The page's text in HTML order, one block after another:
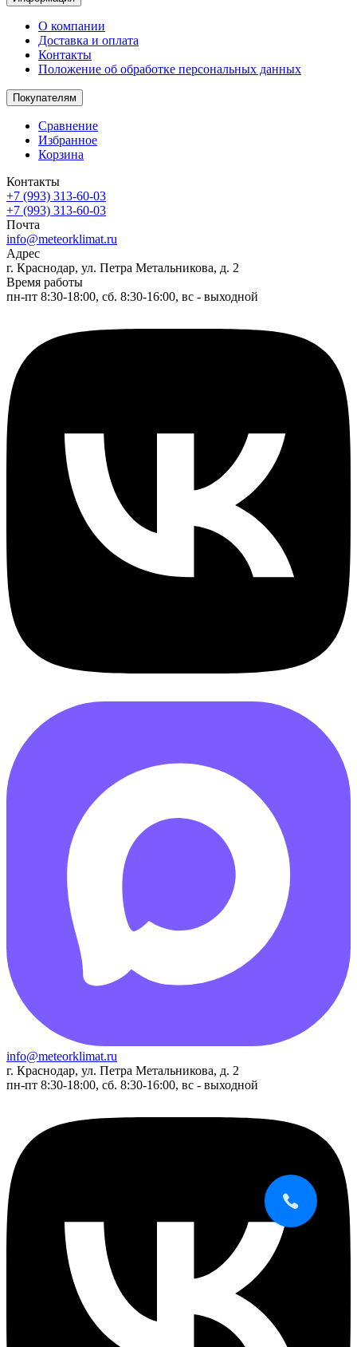
О компании
Доставка и оплата
Контакты
Положение об обработке персональных данных
Покупателям
Сравнение
Избранное
Корзина
Контакты
+7 (993) 313-60-03
+7 (993) 313-60-03
Почта
info@meteorklimat.ru
Адрес
г. Краснодар, ул. Петра Метальникова, д. 2
Время работы
пн-пт 8:30-18:00, сб. 8:30-16:00, вс - выходной
info@meteorklimat.ru
г. Краснодар, ул. Петра Метальникова, д. 2
пн-пт 8:30-18:00, сб. 8:30-16:00, вс - выходной